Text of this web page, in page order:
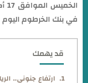
في بنك الخرطوم اليوم
قد يهمك
ارتفاع جنوني..